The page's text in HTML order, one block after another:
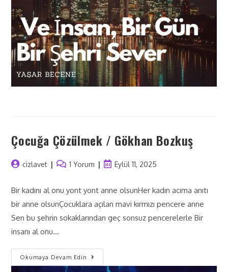
Çocuğa Çözülmek / Gökhan Bozkuş
cizlavet 1 Yorum Eylül 11, 2025
Bir kadını al onu yont yont anne olsunHer kadın acıma anıtı
bir anne olsunÇocuklara açılan mavi kırmızı pencere anne
Sen bu şehrin sokaklarından geç sonsuz pencerelerle Bir
insanı al onu…
Okumaya Devam Edin